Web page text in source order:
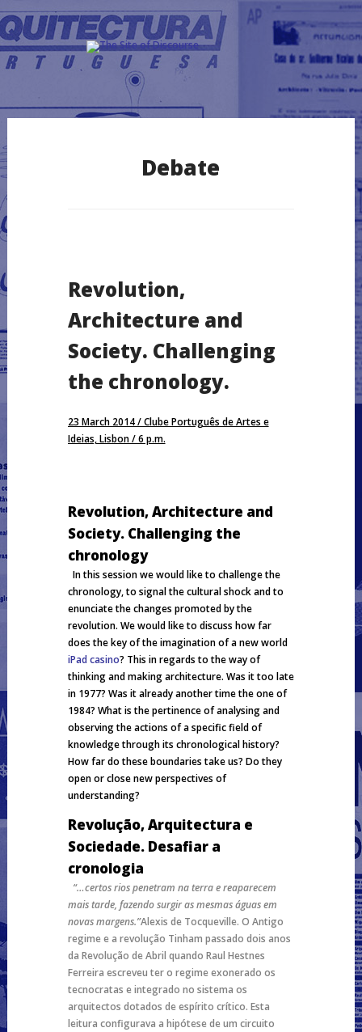
Skip
to
content Debate
Revolution,
Architecture and
Society. Challenging
the chronology.
23 March 2014 / Clube Português de Artes e
Ideias, Lisbon / 6 p.m.
Revolution, Architecture and
Society. Challenging the
chronology
In this session we would like to challenge the
chronology, to signal the cultural shock and to
enunciate the changes promoted by the
revolution. We would like to discuss how far
does the key of the imagination of a new world
iPad casino? This in regards to the way of
thinking and making architecture. Was it too late
in 1977? Was it already another time the one of
1984? What is the pertinence of analysing and
observing the actions of a specific field of
knowledge through its chronological history?
How far do these boundaries take us? Do they
open or close new perspectives of
understanding?
Revolução, Arquitectura e
Sociedade. Desafiar a
cronologia
“…certos rios penetram na terra e reaparecem
mais tarde, fazendo surgir as mesmas águas em
novas margens.”Alexis de Tocqueville. O Antigo
regime e a revolução Tinham passado dois anos
da Revolução de Abril quando Raul Hestnes
Ferreira escreveu ter o regime exonerado os
tecnocratas e integrado no sistema os
arquitectos dotados de espírito crítico. Esta
leitura configurava a hipótese de um circuito